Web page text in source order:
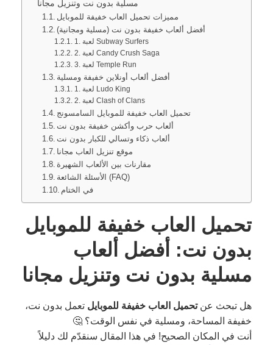
مسلية بدون نت وتنزيل مجانا
مميزات تحميل العاب خفيفة للموبايل
أفضل ألعاب خفيفة بدون نت (مسلية ومجانية)
1. لعبة Subway Surfers
2. لعبة Candy Crush Saga
3. لعبة Temple Run
أفضل ألعاب أونلاين خفيفة ومسلية
1. لعبة Ludo King
2. لعبة Clash of Clans
تحميل العاب خفيفة للموبايل السامسونج
ألعاب حرب وأكشن خفيفة بدون نت
ألعاب ذكاء وتسالي للكبار بدون نت
موقع تنزيل العاب مجانا
مقارنات بين الألعاب الشهيرة
الأسئلة الشائعة (FAQ)
في الختام
تحميل العاب خفيفة للموبايل
بدون نت: أفضل ألعاب
مسلية بدون نت وتنزيل مجانا
هل تبحث عنتحميل العاب خفيفة للموبايل تعمل بدون نت،
خفيفة المساحة، ومسلية في نفس الوقت؟ 🤔
أنت في المكان الصحيح! في هذا المقال سنقدّم لك دليلاً